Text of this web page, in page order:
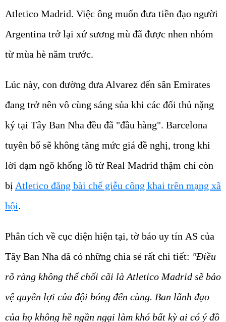
Atletico Madrid. Việc ông muốn đưa tiền đạo người
Argentina trở lại xứ sương mù đã được nhen nhóm
từ mùa hè năm trước.
Lúc này, con đường đưa Alvarez đến sân Emirates
đang trở nên vô cùng sáng sủa khi các đối thủ nặng
ký tại Tây Ban Nha đều đã "đầu hàng". Barcelona
tuyên bố sẽ không tăng mức giá đề nghị, trong khi
lời dạm ngõ khổng lồ từ Real Madrid thậm chí còn
bị Atletico đăng bài chế giễu công khai trên mạng xã
hội.
Phân tích về cục diện hiện tại, tờ báo uy tín AS của
Tây Ban Nha đã có những chia sẻ rất chi tiết: "Điều
rõ ràng không thể chối cãi là Atletico Madrid sẽ bảo
vệ quyền lợi của đội bóng đến cùng. Ban lãnh đạo
của họ không hề ngần ngại làm khó bất kỳ ai có ý đồ